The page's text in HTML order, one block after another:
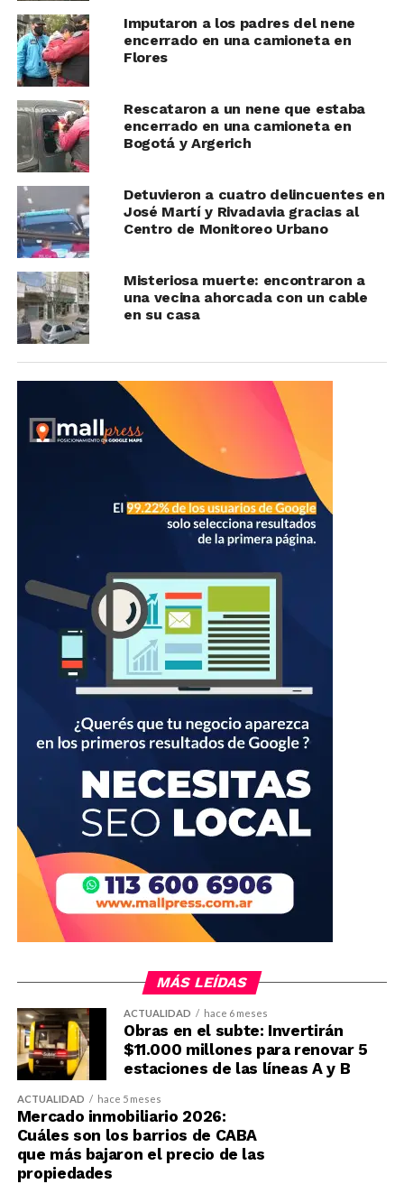
Imputaron a los padres del nene
encerrado en una camioneta en
Flores
Rescataron a un nene que estaba
encerrado en una camioneta en
Bogotá y Argerich
Detuvieron a cuatro delincuentes en
José Martí y Rivadavia gracias al
Centro de Monitoreo Urbano
Misteriosa muerte: encontraron a
una vecina ahorcada con un cable
en su casa
MÁS LEÍDAS
ACTUALIDAD hace 6 meses
Obras en el subte: Invertirán
$11.000 millones para renovar 5
estaciones de las líneas A y B
ACTUALIDAD hace 5 meses
Mercado inmobiliario 2026:
Cuáles son los barrios de CABA
que más bajaron el precio de las
propiedades